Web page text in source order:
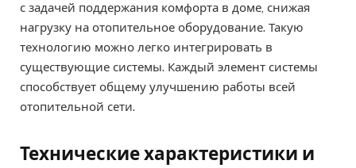
с задачей поддержания комфорта в доме, снижая
нагрузку на отопительное оборудование. Такую
технологию можно легко интегрировать в
существующие системы. Каждый элемент системы
способствует общему улучшению работы всей
отопительной сети.
Технические характеристики и